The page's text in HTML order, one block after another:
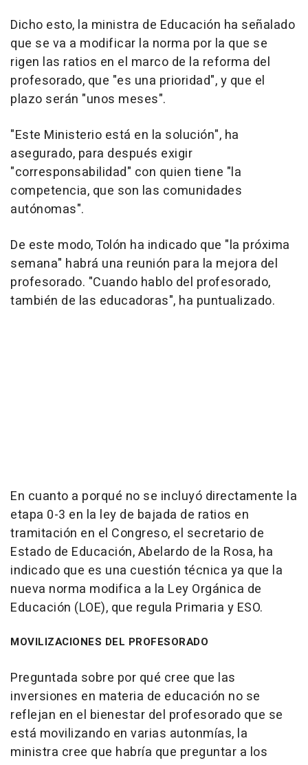
Dicho esto, la ministra de Educación ha señalado
que se va a modificar la norma por la que se
rigen las ratios en el marco de la reforma del
profesorado, que "es una prioridad", y que el
plazo serán "unos meses".
"Este Ministerio está en la solución", ha
asegurado, para después exigir
"corresponsabilidad" con quien tiene "la
competencia, que son las comunidades
autónomas".
De este modo, Tolón ha indicado que "la próxima
semana" habrá una reunión para la mejora del
profesorado. "Cuando hablo del profesorado,
también de las educadoras", ha puntualizado.
En cuanto a porqué no se incluyó directamente la
etapa 0-3 en la ley de bajada de ratios en
tramitación en el Congreso, el secretario de
Estado de Educación, Abelardo de la Rosa, ha
indicado que es una cuestión técnica ya que la
nueva norma modifica a la Ley Orgánica de
Educación (LOE), que regula Primaria y ESO.
MOVILIZACIONES DEL PROFESORADO
Preguntada sobre por qué cree que las
inversiones en materia de educación no se
reflejan en el bienestar del profesorado que se
está movilizando en varias autonmías, la
ministra cree que habría que preguntar a los